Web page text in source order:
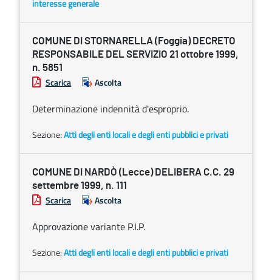
interesse generale
COMUNE DI STORNARELLA (Foggia) DECRETO
RESPONSABILE DEL SERVIZIO 21 ottobre 1999,
n. 5851
Scarica Ascolta
Determinazione indennità d'esproprio.
Sezione:Atti degli enti locali e degli enti pubblici e privati
COMUNE DI NARDÒ (Lecce) DELIBERA C.C. 29
settembre 1999, n. 111
Scarica Ascolta
Approvazione variante P.I.P.
Sezione:Atti degli enti locali e degli enti pubblici e privati